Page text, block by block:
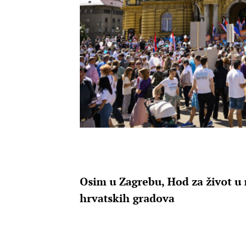
Osim u Zagrebu, Hod za život
hrvatskih gradova